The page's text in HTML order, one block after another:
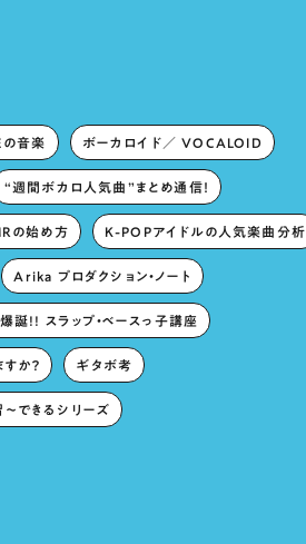
音楽 ボーカロイド／ VOCALOID
“週間ボカロ人気曲”まとめ通信！
の始め方 K-POPアイドルの人気楽曲分析
Arika プロダクション・ノート
誕!! スラップ・ベースっ子講座
か？ ギタボ考
できるシリーズ